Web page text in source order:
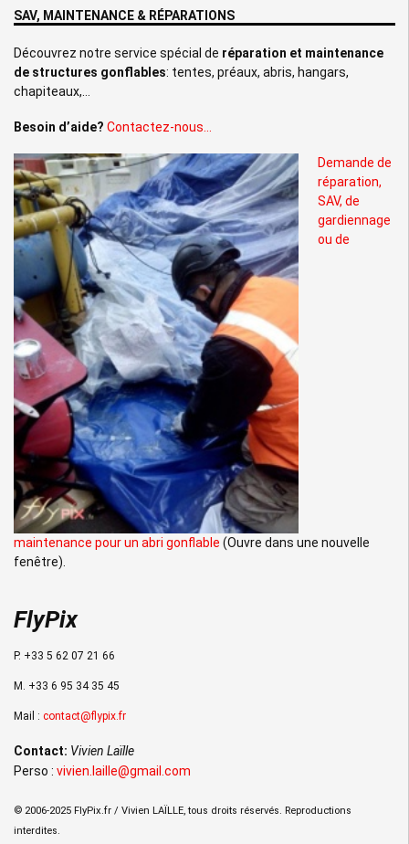
SAV, MAINTENANCE & RÉPARATIONS
Découvrez notre service spécial de réparation et maintenance
de structures gonflables: tentes, préaux, abris, hangars,
chapiteaux,…
Besoin d’aide? Contactez-nous…
Demande de
réparation,
SAV, de
gardiennage
ou de
maintenance pour un abri gonflable (Ouvre dans une nouvelle
fenêtre).
FlyPix
P. +33 5 62 07 21 66
M. +33 6 95 34 35 45
Mail : contact@flypix.fr
Contact: Vivien Laïlle
Perso : vivien.laille@gmail.com
© 2006-2025 FlyPix.fr / Vivien LAÏLLE, tous droits réservés. Reproductions
interdites.